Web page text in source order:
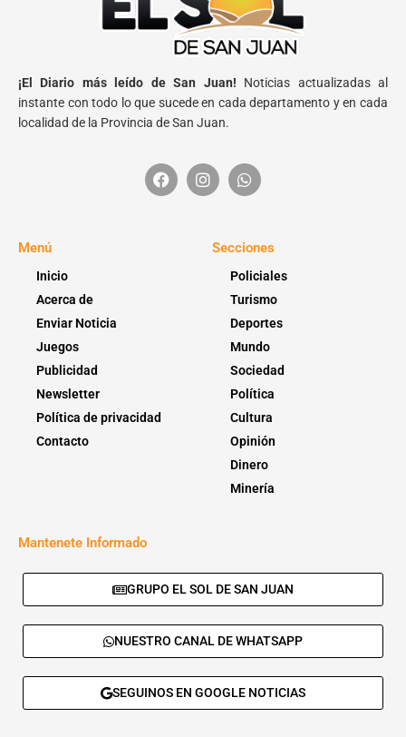
¡El Diario más leído de San Juan! Noticias actualizadas al
instante con todo lo que sucede en cada departamento y en cada
localidad de la Provincia de San Juan.
Menú
Inicio
Acerca de
Enviar Noticia
Juegos
Publicidad
Newsletter
Política de privacidad
Contacto
Secciones
Policiales
Turismo
Deportes
Mundo
Sociedad
Política
Cultura
Opinión
Dinero
Minería
Mantenete Informado
GRUPO EL SOL DE SAN JUAN
NUESTRO CANAL DE WHATSAPP
SEGUINOS EN GOOGLE NOTICIAS